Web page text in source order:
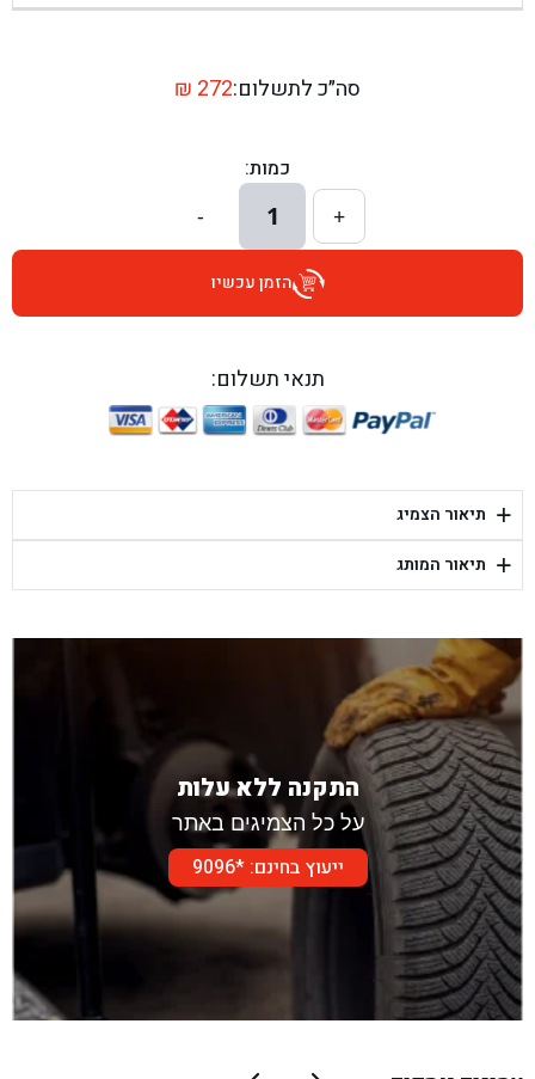
בן גל - דרך השבעה 20, אזור - אזור
בן גל - הרצל 6, גדרה - גדרה
בן גל - שדרות דוד בן גוריון 8, באר שבע - באר שבע
בן גל - היובלים 26, הוד השרון - הוד השרון
בן גל - יפת 88, תל אביב יפו - תל אביב
בן גל - דור אלון הר טוב - בית שמש
סה״כ לתשלום: ₪ 272
כמות:
+
1
-
הזמן עכשיו
תנאי תשלום:
+ תיאור הצמיג
+ תיאור המותג
התקנה ללא עלות
על כל הצמיגים באתר
ייעוץ בחינם: *9096